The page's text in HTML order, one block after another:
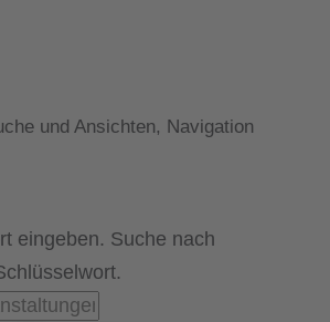
und Ansichten, Navigation
eingeben. Suche nach